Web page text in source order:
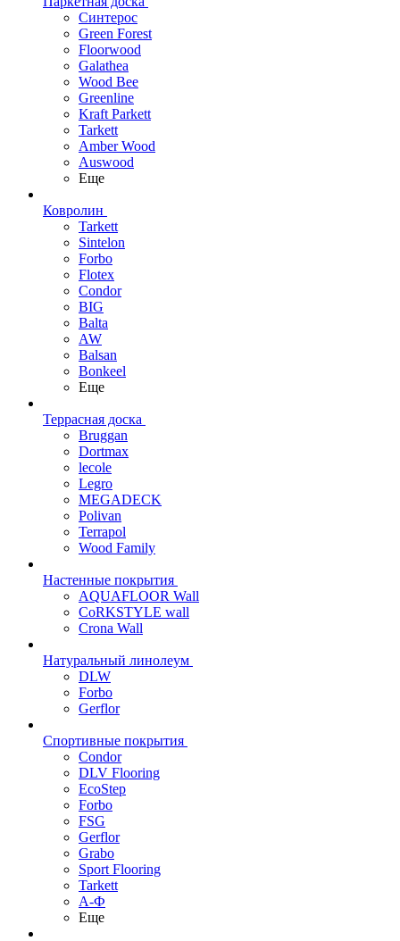
Синтерос
Green Forest
Floorwood
Galathea
Wood Bee
Greenline
Kraft Parkett
Tarkett
Amber Wood
Auswood
Еще
Ковролин
Tarkett
Sintelon
Forbo
Flotex
Condor
BIG
Balta
AW
Balsan
Bonkeel
Еще
Террасная доска
Bruggan
Dortmax
lecole
Legro
MEGADECK
Polivan
Terrapol
Wood Family
Настенные покрытия
AQUAFLOOR Wall
CoRKSTYLE wall
Crona Wall
Натуральный линолеум
DLW
Forbo
Gerflor
Спортивные покрытия
Condor
DLV Flooring
EcoStep
Forbo
FSG
Gerflor
Grabo
Sport Flooring
Tarkett
А-Ф
Еще